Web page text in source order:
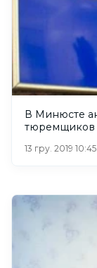
В Минюсте
тюремщиков
13 гру. 2019 10:45